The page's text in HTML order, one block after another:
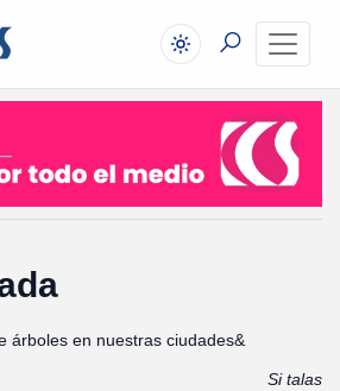
árboles en nuestras ciudades&
Si talas